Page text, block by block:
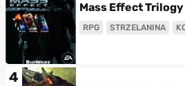
Mass Effect Trilogy
RPG STRZELANINA
4